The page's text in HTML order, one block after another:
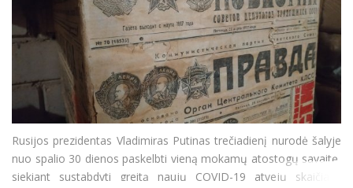
Rusijos prezidentas Vladimiras Putinas trečiadienį nurodė šalyje
nuo spalio 30 dienos paskelbti vieną mokamų atostogų savaitę,
siekiant sustabdyti greitą naujų COVID-19 atvejų skaičiaus